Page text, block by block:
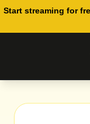
Start streaming for